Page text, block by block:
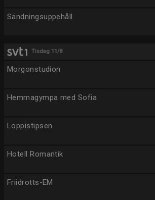
Sändningsuppehåll
Tisdag 11/8
Morgonstudion
Hemmagympa med Sofia
Loppistipsen
Hotell Romantik
Friidrotts-EM